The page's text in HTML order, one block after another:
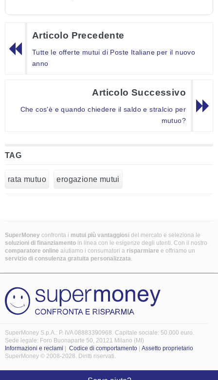
Articolo Precedente
Tutte le offerte mutui di Poste Italiane per il nuovo
anno
Articolo Successivo
Che cos'è e quando chiedere il saldo e stralcio per
mutuo?
TAG
rata mutuo erogazione mutui
SuperMoney confronta i mutui più vantaggiosi del mercato e seleziona le
soluzioni di finanziamento in linea con le esigenze degli utenti. Con il nostro
comparatore online aiutiamo i consumatori a risparmiare e offriamo un
servizio di consulenza gratuita personalizzata.
SuperMoney S.p.A.: P. IVA 08883390968. Capitale sociale: 50.000 euro.
Sede legale: Foro Buonaparte 50, 20121 Milano (MI)
Informazioni e reclami
Codice di comportamento
Assetto proprietario
SuperMoney © 2008-2028. Diritti riservati.